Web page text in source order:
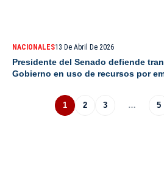
NACIONALES13 De Abril De 2026
Presidente del Senado defiende
Gobierno en uso de recursos por
1 2 3 … 5